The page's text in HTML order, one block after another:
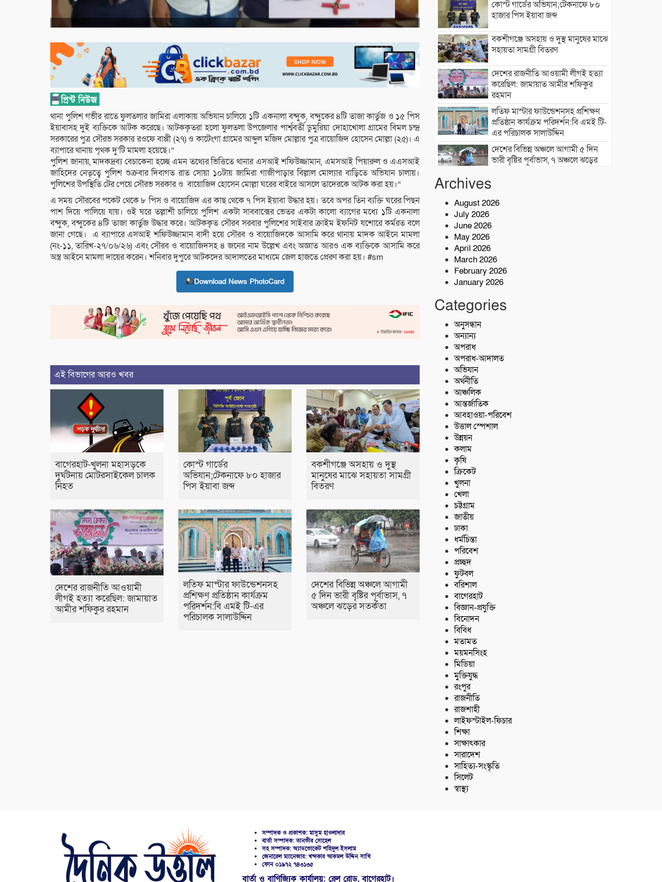
থানা পুলিশ গভীর রাতে ফুলতলার জামিরা এলাকায় অভিযান চালিয়ে ১টি একনালা বন্দুক, বন্দুকের ৪টি তাজা কার্তুজ ও ১৫ পিস
ইয়াবাসহ দুই ব্যক্তিকে আটক করেছে। আটককৃতরা হলো ফুলতলা উপজেলার পার্শ্ববর্তী ডুমুরিয়া দোহাখোলা গ্রামের বিমল চন্দ্র
সরকারের পুত্র সৌরভ সরকার রওফে বাপ্পী (২৭) ও কাটেংগা গ্রামের আব্দুল মজিদ মোল্লার পুত্র বায়োজিদ হোসেন মোল্লা (২৫)। এ
ব্যাপারে থানায় পৃথক দু’টি মামলা হয়েছে।”
পুলিশ জানায়, মাদকদ্রব্য বেচাকেনা হচ্ছে এমন তথ্যের ভিত্তিতে থানার এসআই শফিউজ্জামান, এমসআই পিয়ারুল ও এএসআই
জাহিদের নেতৃত্বে পুলিশ শুক্রবার দিবাগত রাত সোয়া ১০টায় জামিরা গাজীপাড়ার বিল্লাল মোল্যার বাড়িতে অভিযান চালায়।
পুলিশের উপস্থিতি টের পেয়ে সৌরভ সরকার ও বায়োজিদ হোসেন মোল্লা ঘরের বাইরে আসলে তাদেরকে আটক করা হয়।”
এ সময় সৌরবের পকেট থেকে ৮ পিস ও বায়োজিদ এর কাছ থেকে ৭ পিস ইয়াবা উদ্ধার হয়। তবে অপর তিন ব্যক্তি ঘরের পিছন
পাশ দিয়ে পালিয়ে যায়। ওই ঘরে তল্লাশী চালিয়ে পুলিশ একটা সাববাক্সের ভেতর একটা কালো ব্যাগের মধ্যে ১টি একনালা
বন্দুক, বন্দুকের ৪টি তাজা কার্তুজ উদ্ধার করে। আটককৃত সৌরব সরবার পুলিশের সাইবার ক্রাইম ইফনিট যশোরে কর্মরত বলে
জানা গেছে। এ ব্যাপারে এসআই শফিউজ্জামান বাদী হয়ে সৌরব ও বায়োজিদকে আসামি করে থানায় মাদক আইনে মামলা
(নং-১১, তারিখ-২৭/০৬/২৬) এবং সৌরব ও বায়োজিদসহ ৪ জনের নাম উল্লেখ এবং অজ্ঞাত আরও এক ব্যক্তিকে আসামি করে
অস্ত্র আইনে মামলা দায়ের করেন। শনিবার দুপুরে আটকদের আদালতের মাধ্যমে জেল হাজতে প্রেরণ করা হয়। #sm
Download News PhotoCard
এই বিভাগের আরও খবর
বাগেরহাট-খুলনা মহাসড়কে
‌দুর্ঘটনায় মোটরসাইকেল চালক
নিহত
কোস্ট গার্ডের
অভিযান;টেকনাফে ৮০ হাজার
পিস ইয়াবা জব্দ
বকশীগঞ্জে অসহায় ও দুস্থ
মানুষের মাঝে সহায়তা সামগ্রী
বিতরণ
দেশের রাজনীতি আওয়ামী
লীগই হত্যা করেছিল: জামায়াত
আমীর শফিকুর রহমান
লতিফ মাস্টার ফাউন্ডেশনসহ
প্রশিক্ষণ প্রতিষ্ঠান কার্যক্রম
পরিদর্শন:বি এমই টি-এর
পরিচালক সালাউদ্দিন
দেশের বিভিন্ন অঞ্চলে আগামী
৫ দিন ভারী বৃষ্টির পূর্বাভাস, ৭
অঞ্চলে ঝড়ের সতর্কতা
কোস্ট গার্ডের অভিযান;টেকনাফে ৮০
হাজার পিস ইয়াবা জব্দ
বকশীগঞ্জে অসহায় ও দুস্থ মানুষের মাঝে
সহায়তা সামগ্রী বিতরণ
দেশের রাজনীতি আওয়ামী লীগই হত্যা
করেছিল: জামায়াত আমীর শফিকুর
রহমান
লতিফ মাস্টার ফাউন্ডেশনসহ প্রশিক্ষণ
প্রতিষ্ঠান কার্যক্রম পরিদর্শন:বি এমই টি-
এর পরিচালক সালাউদ্দিন
দেশের বিভিন্ন অঞ্চলে আগামী ৫ দিন
ভারী বৃষ্টির পূর্বাভাস, ৭ অঞ্চলে ঝড়ের
১৪ জন
শরণখোলায় মাদকবিরোধী সাঁড়াশি
অভিযান এক সপ্তাহে গ্রেপ্তার ১০,মামলা
১১
ইয়াবা জব্দ
Archives
August 2026
July 2026
June 2026
May 2026
April 2026
March 2026
February 2026
January 2026
Categories
অনুসন্ধান
অন্যান্য
অপরাধ
অপরাধ-আদালত
অভিযান
অর্থনীতি
আঞ্চলিক
আন্তর্জাতিক
আবহাওয়া-পরিবেশ
উত্তাল স্পেশাল
উন্নয়ন
কলাম
কৃষি
ক্রিকেট
খুলনা
খেলা
চট্টগ্রাম
জাতীয়
ঢাকা
ধর্মচিন্তা
পরিবেশ
প্রচ্ছদ
ফুটবল
বরিশাল
বাগেরহাট
বিজ্ঞান-প্রযুক্তি
বিনোদন
বিবিধ
মতামত
ময়মনসিংহ
মিডিয়া
মুক্তিযুদ্ধ
রংপুর
রাজনীতি
রাজশাহী
লাইফস্টাইল-ফিচার
শিক্ষা
সাক্ষাৎকার
সারাদেশ
সাহিত্য-সংস্কৃতি
সিলেট
স্বাস্থ্য
সম্পাদক ও প্রকাশক: মাসুম হাওলাদার
বার্তা সম্পাদক: তানভীর সোহেল
সহ সম্পাদক: অ্যাডভোকেট শহিদুল ইসলাম
জেনারেল ম্যানেজার: খন্দকার আকমল উদ্দিন সাখি
ফোন ০১৯৭২ ৭৪৩১৩৫
বার্তা ও বাণিজ্যিক কার্যালয়: রেল রোড, বাগেরহাট।